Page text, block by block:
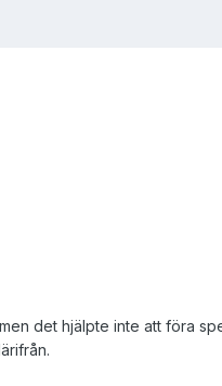
det hjälpte inte att föra